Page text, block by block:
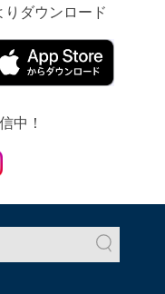
ダウンロード
中！